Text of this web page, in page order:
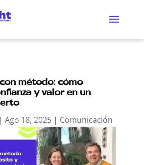
método: cómo
y valor en un
Ago 18, 2025| Comunicación